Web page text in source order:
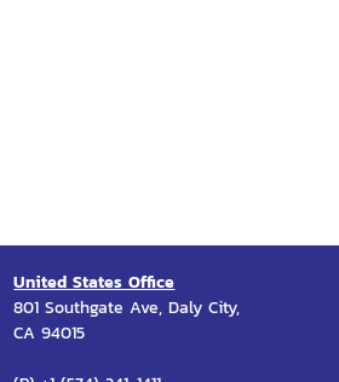
United States Office
801 Southgate Ave, Daly City,
CA 94015